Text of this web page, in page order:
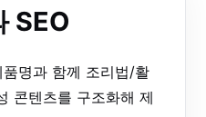
SEO
명과 함께 조리법/활
콘텐츠를 구조화해 제